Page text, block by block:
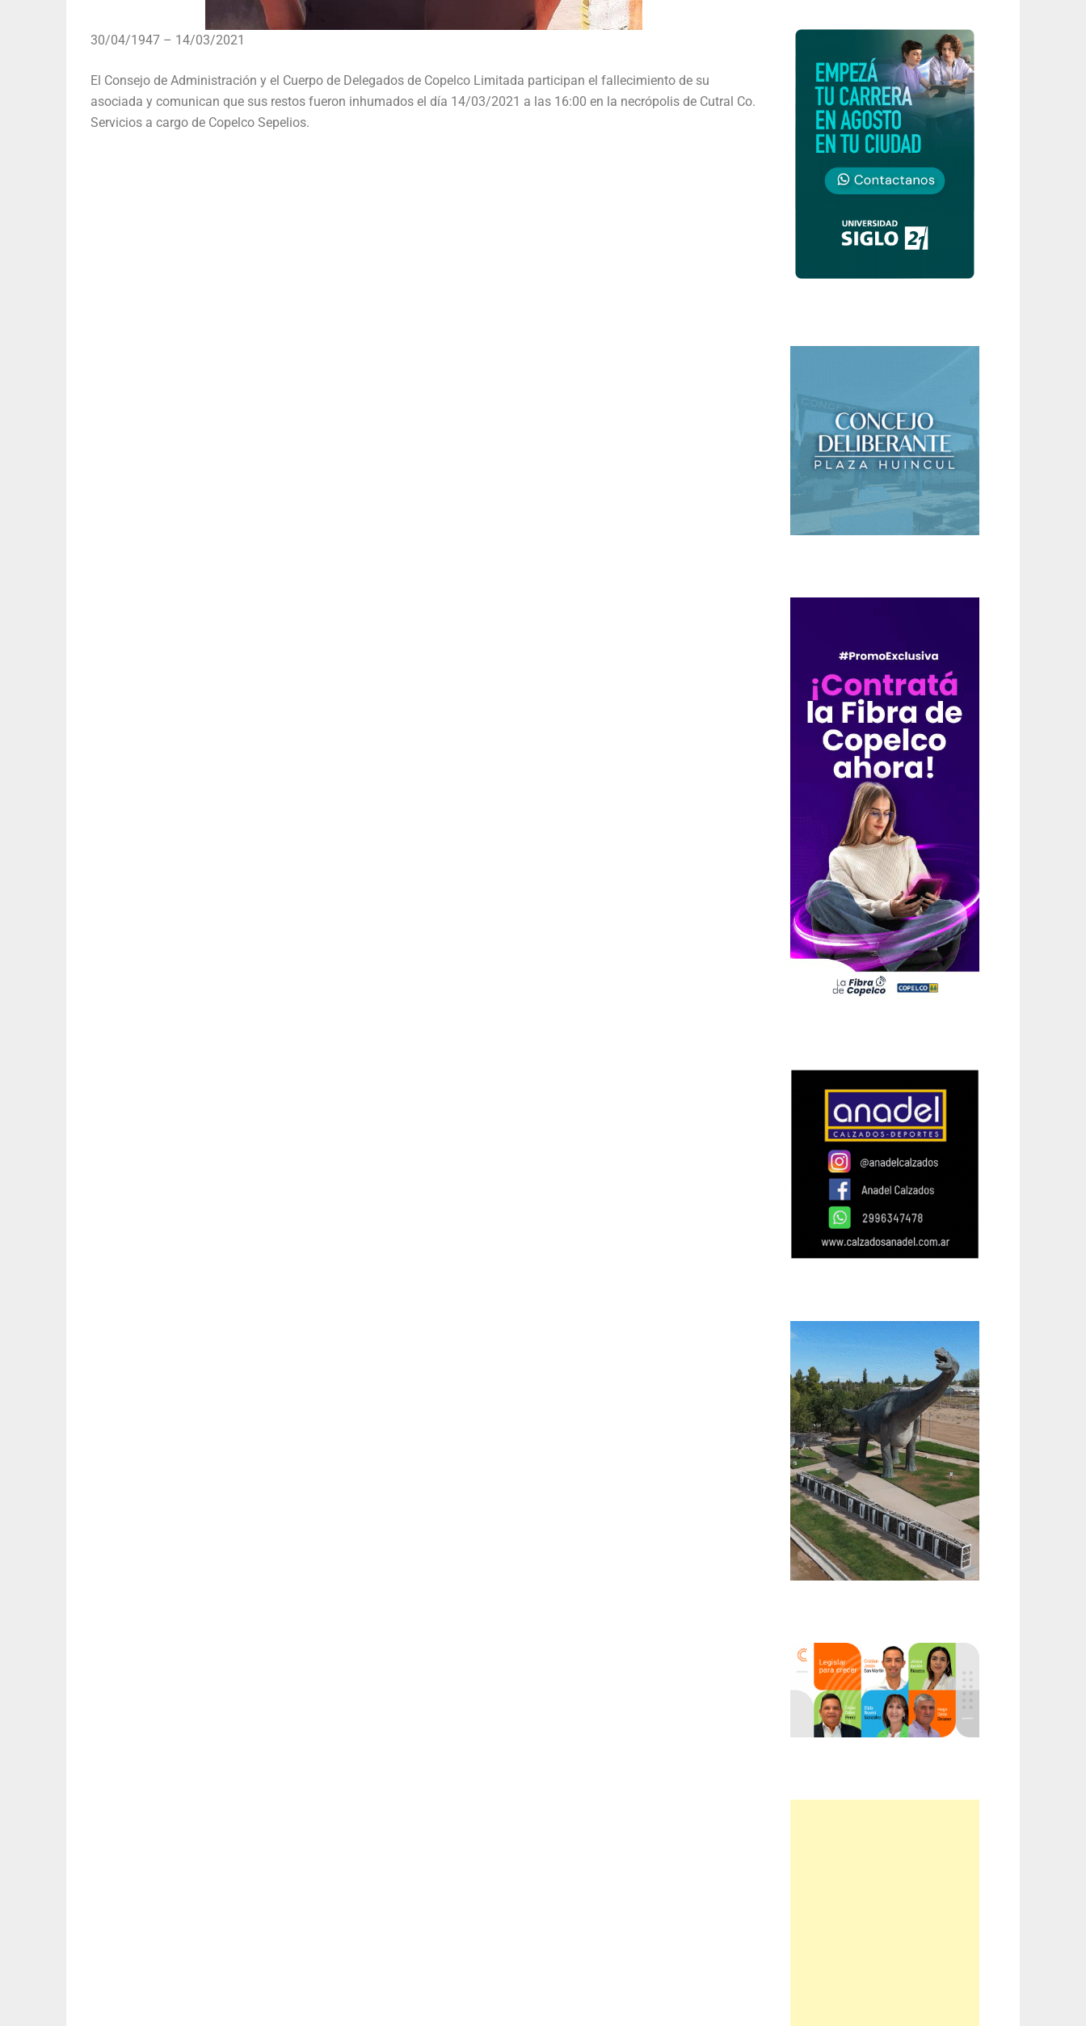
30/04/1947 – 14/03/2021
El Consejo de Administración y el Cuerpo de Delegados de Copelco Limitada participan el fallecimiento de su
asociada y comunican que sus restos fueron inhumados el día 14/03/2021 a las 16:00 en la necrópolis de Cutral Co.
Servicios a cargo de Copelco Sepelios.